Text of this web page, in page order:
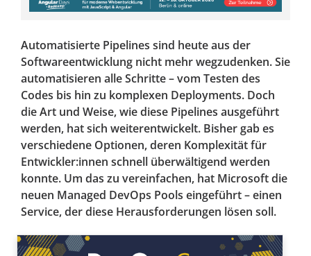
Automatisierte Pipelines sind heute aus der
Softwareentwicklung nicht mehr wegzudenken. Sie
automatisieren alle Schritte – vom Testen des
Codes bis hin zu komplexen Deployments. Doch
die Art und Weise, wie diese Pipelines ausgeführt
werden, hat sich weiterentwickelt. Bisher gab es
verschiedene Optionen, deren Komplexität für
Entwickler:innen schnell überwältigend werden
konnte. Um das zu vereinfachen, hat Microsoft die
neuen Managed DevOps Pools eingeführt – einen
Service, der diese Herausforderungen lösen soll.